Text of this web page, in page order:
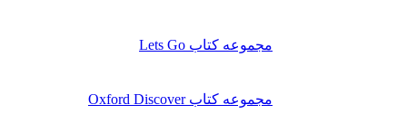
مجموعه کتاب Lets Go
مجموعه کتاب Oxford Discover